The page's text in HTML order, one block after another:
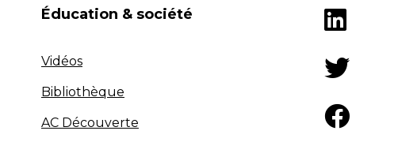
Éducation & société
Vidéos
Bibliothèque
AC Découverte